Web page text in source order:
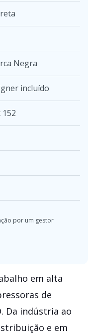
Negra
incluído
152
em alta
de
Da indústria ao
e em